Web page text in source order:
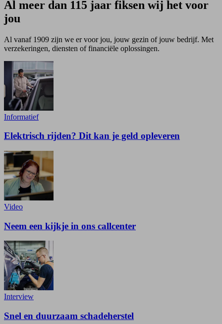
Al meer dan 115 jaar fiksen wij het voor
jou
Al vanaf 1909 zijn we er voor jou, jouw gezin of jouw bedrijf. Met
verzekeringen, diensten of financiële oplossingen.
Informatief
Elektrisch rijden? Dit kan je geld opleveren
Video
Neem een kijkje in ons callcenter
Interview
Snel en duurzaam schadeherstel